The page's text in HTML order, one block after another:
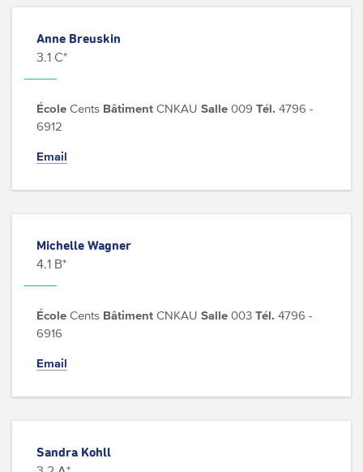
Anne Breuskin
3.1 C*
École Cents Bâtiment CNKAU Salle 009 Tél. 4796 -
6912
Email
Michelle Wagner
4.1 B*
École Cents Bâtiment CNKAU Salle 003 Tél. 4796 -
6916
Email
Sandra Kohll